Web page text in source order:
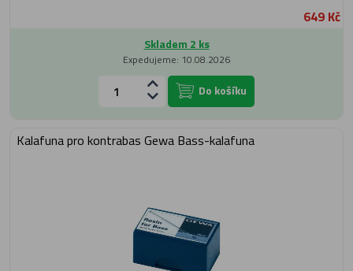
649 Kč
Skladem 2 ks
Expedujeme: 10.08.2026
Do košíku
Kalafuna pro kontrabas Gewa Bass-kalafuna